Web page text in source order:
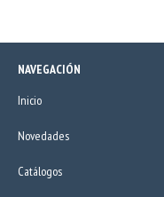
NAVEGACIÓN
Inicio
Novedades
Catálogos